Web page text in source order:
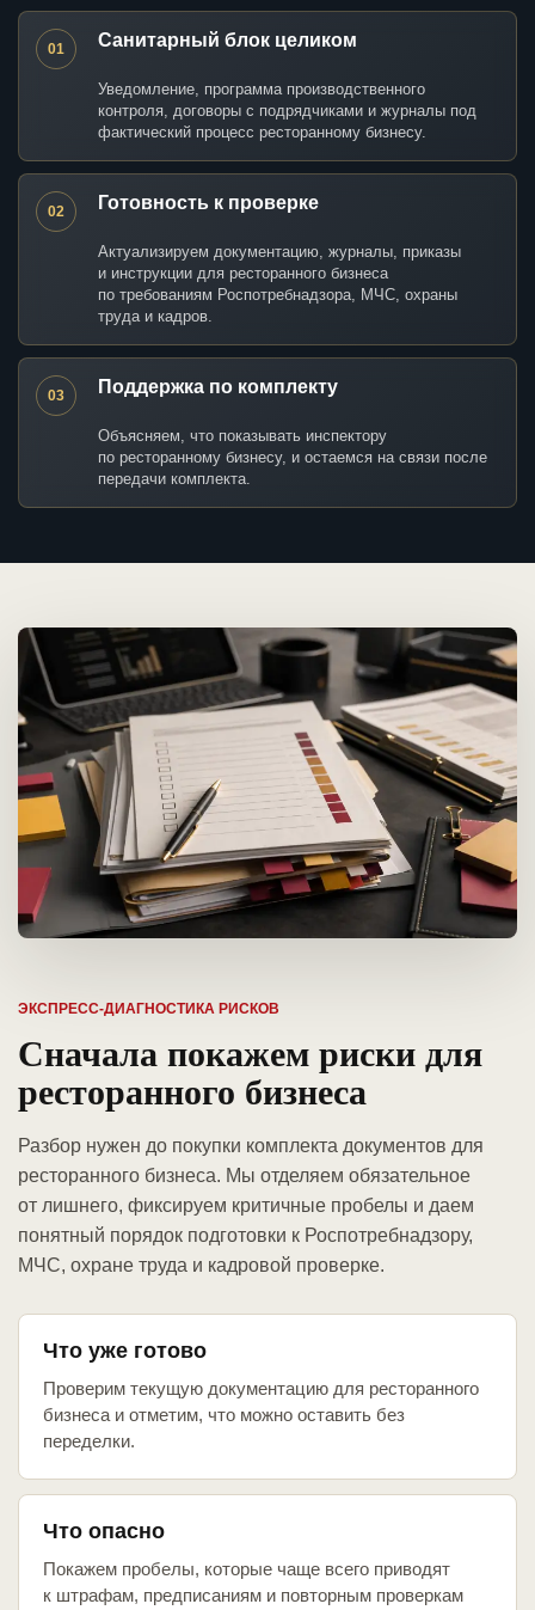
01 Санитарный блок целиком
Уведомление, программа производственного
контроля, договоры с подрядчиками и журналы под
фактический процесс ресторанному бизнесу.
02 Готовность к проверке
Актуализируем документацию, журналы, приказы
и инструкции для ресторанного бизнеса
по требованиям Роспотребнадзора, МЧС, охраны
труда и кадров.
03 Поддержка по комплекту
Объясняем, что показывать инспектору
по ресторанному бизнесу, и остаемся на связи после
передачи комплекта.
ЭКСПРЕСС-ДИАГНОСТИКА РИСКОВ
Сначала покажем риски для
ресторанного бизнеса
Разбор нужен до покупки комплекта документов для
ресторанного бизнеса. Мы отделяем обязательное
от лишнего, фиксируем критичные пробелы и даем
понятный порядок подготовки к Роспотребнадзору,
МЧС, охране труда и кадровой проверке.
Что уже готово
Проверим текущую документацию для ресторанного
бизнеса и отметим, что можно оставить без
переделки.
Что опасно
Покажем пробелы, которые чаще всего приводят
к штрафам, предписаниям и повторным проверкам